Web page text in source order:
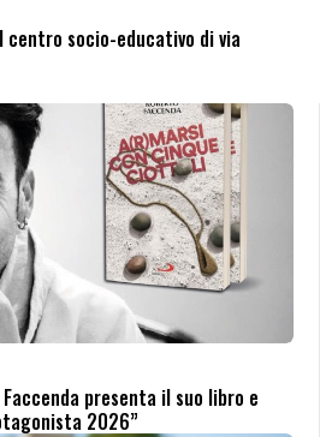
socio-educativo di via
presenta il suo libro e
2026”